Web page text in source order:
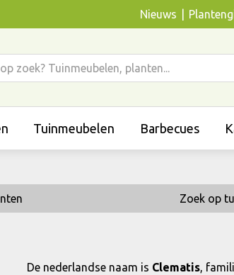
Nieuws
Tuinmeubelen Barbecues
Zoek op
De nederlandse naam is Clematis,